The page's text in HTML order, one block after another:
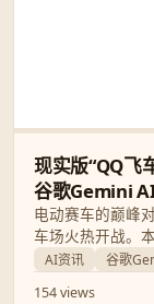
现实版“QQ飞
谷歌Gemini
电动赛车的巅峰
车场火热开战。
AI带来的实时解
AI资讯 谷歌
154 views